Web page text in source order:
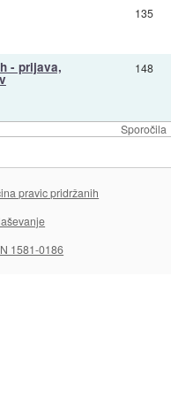
Sporočila
135
- prijava, 148
pravic pridržanih
1581-0186